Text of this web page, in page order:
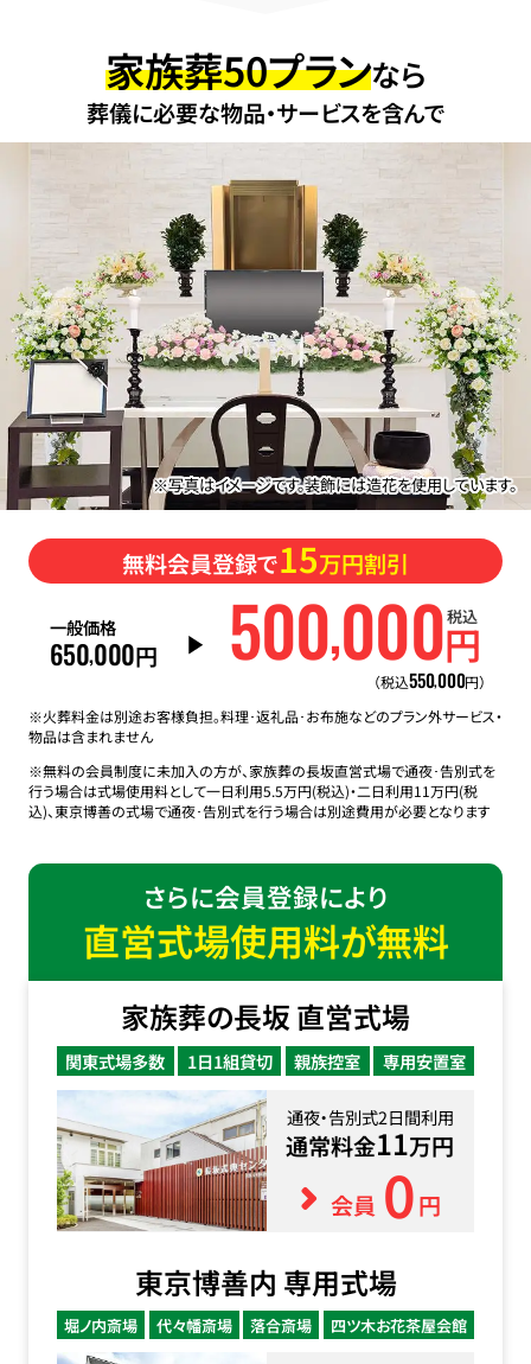
家族葬50プランなら
葬儀に必要な物品・サービスを含んで
※写真はイメージです。装飾には造花を使用しています。
無料会員登録で15万円割引
一般価格
650,000円 500,000円
税込
（税込550,000円）
※火葬料金は別途お客様負担。料理･返礼品･お布施などのプラン外サービス・
物品は含まれません
※無料の会員制度に未加入の方が、家族葬の長坂直営式場で通夜･告別式を
行う場合は式場使用料として一日利用5.5万円(税込)・二日利用11万円(税
込)、東京博善の式場で通夜･告別式を行う場合は別途費用が必要となります
さらに会員登録により
直営式場使用料が無料
家族葬の長坂 直営式場
関東式場多数 1日1組貸切 親族控室 専用安置室
通夜・告別式2日間利用
通常料金11万円
会員 0円
東京博善内 専用式場
堀ノ内斎場 代々幡斎場 落合斎場 四ツ木お花茶屋会館